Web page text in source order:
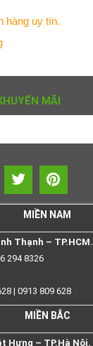
hàng uy tín.
MÃI
MIỀN NAM
Thạnh – TP.HCM.
294 8326
| 0913 809 628
MIỀN BẮC
Hưng – TP.Hà Nội.